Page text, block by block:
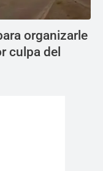
organizarle
culpa del